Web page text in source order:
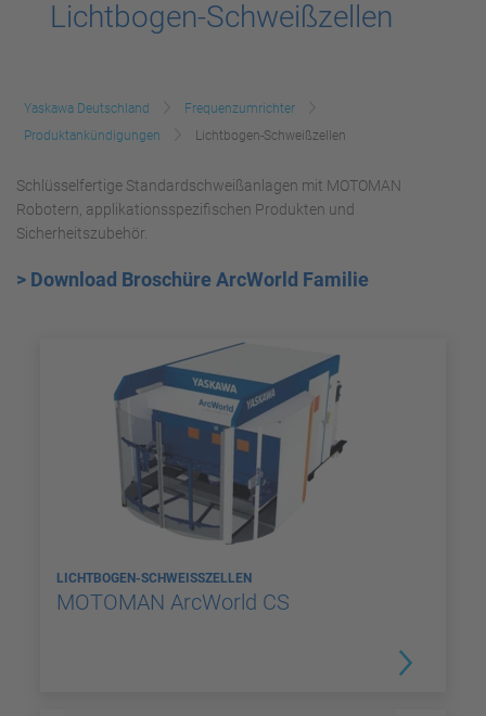
Lichtbogen-Schweißzellen
Yaskawa Deutschland
Frequenzumrichter
Produktankündigungen
Lichtbogen-Schweißzellen
Schlüsselfertige Standardschweißanlagen mit MOTOMAN
Robotern, applikationsspezifischen Produkten und
Sicherheitszubehör.
> Download Broschüre ArcWorld Familie
LICHTBOGEN-SCHWEISSZELLEN
MOTOMAN ArcWorld CS